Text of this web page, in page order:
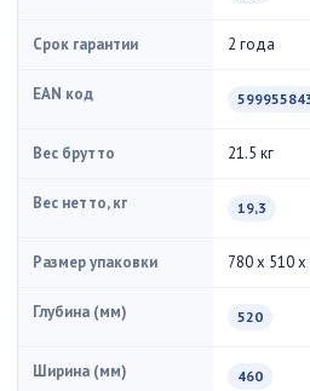
Срок гарантии 2 года
EAN код
Вес брутто 21.5 кг
Вес нетто, кг 19,3
Размер упаковки 780 x 510
Глубина (мм) 520
Ширина (мм) 460